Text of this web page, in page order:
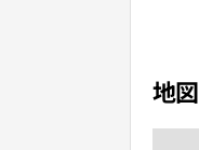
地図